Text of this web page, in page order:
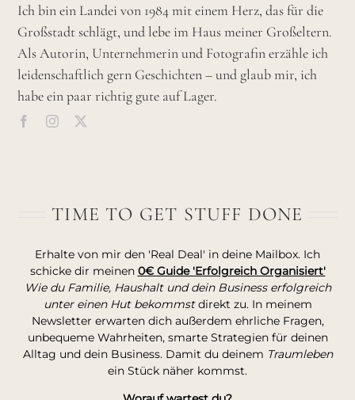
Ich bin ein Landei von 1984 mit einem Herz, das für die
Großstadt schlägt, und lebe im Haus meiner Großeltern.
Als Autorin, Unternehmerin und Fotografin erzähle ich
leidenschaftlich gern Geschichten – und glaub mir, ich
habe ein paar richtig gute auf Lager.
TIME TO GET STUFF DONE
Erhalte von mir den 'Real Deal' in deine Mailbox. Ich
schicke dir meinen 0€ Guide 'Erfolgreich Organisiert'
Wie du Familie, Haushalt und dein Business erfolgreich
unter einen Hut bekommstdirekt zu. In meinem
Newsletter erwarten dich außerdem ehrliche Fragen,
unbequeme Wahrheiten, smarte Strategien für deinen
Alltag und dein Business. Damit du deinem Traumleben
ein Stück näher kommst.